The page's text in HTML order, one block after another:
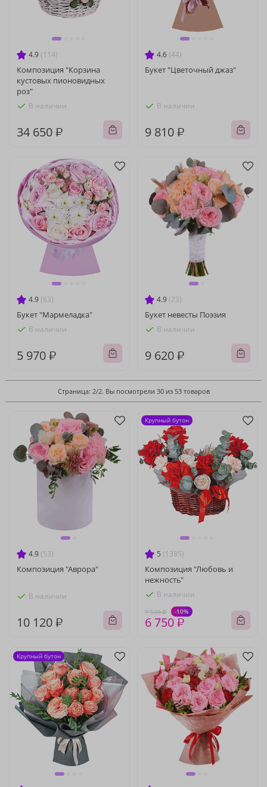
4.9 (114)
Композиция "Корзина
кустовых пионовидных
роз"
В наличии
34 650 ₽
4.6 (44)
Букет "Цветочный джаз"
В наличии
9 810 ₽
4.9 (63)
Букет "Мармеладка"
В наличии
5 970 ₽
4.9 (23)
Букет невесты Поэзия
В наличии
9 620 ₽
Страница: 2/2. Вы посмотрели 30 из 53 товаров
4.9 (53)
Композиция "Аврора"
В наличии
10 120 ₽
5 (1385)
Композиция "Любовь и
нежность"
В наличии
7 500 ₽ -10%
6 750 ₽
Крупный бутон
Крупный бутон